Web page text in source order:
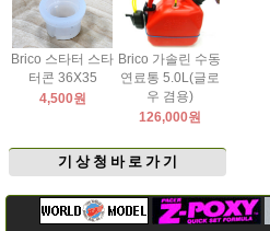
Brico 스타터 스타
터콘 36X35
4,500원
Brico 가솔린 수동
연료통 5.0L(글로
우 겸용)
126,000원
기 상 청 바 로 가 기